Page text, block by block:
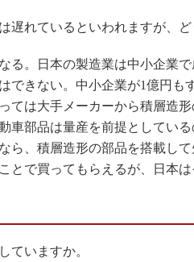
れているといわれますが、ど
る。日本の製造業は中小企業
できない。中小企業が1億円も
ては大手メーカーから積層造
車部品は量産を前提としてい
ら、積層造形の部品を搭載し
とで買ってもらえるが、日本は
ていますか。